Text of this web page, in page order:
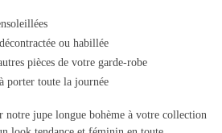
ou habillée
pièces de votre garde-robe
porter toute la journée
notre jupe longue bohème à votre collection